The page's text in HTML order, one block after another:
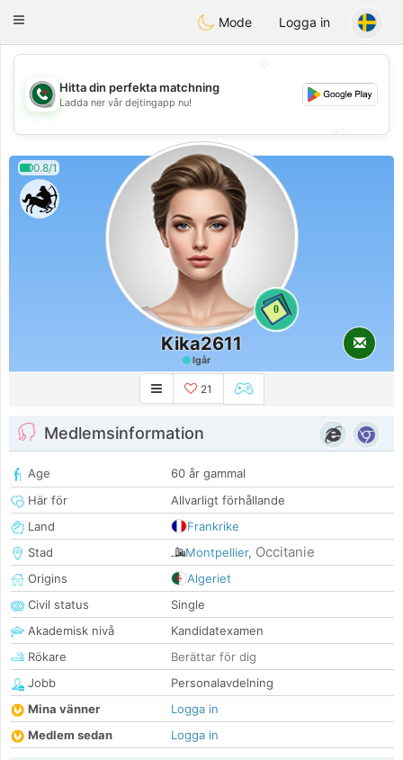
Weshrak
Toggle
Mode Logga in
💖
💕
Hitta din perfekta matchning
Ladda ner vår dejtingapp nu!
0.8/1
0
Kika2611
Igår
21
Medlemsinformation
Age
60 år gammal
Här för
Allvarligt förhållande
Land
Frankrike
Stad
Montpellier, Occitanie
Origins
Algeriet
Civil status
Single
Akademisk nivå
Kandidatexamen
Rökare
Berättar för dig
Jobb
Personalavdelning
Mina vänner
Logga in
Medlem sedan
Logga in